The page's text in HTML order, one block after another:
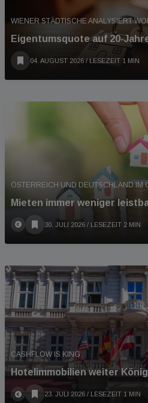
WIENER STÄDTISCHE ANALYSIERT
Eigentumsquote auf 20-
04. AUGUST 2026 / LESEZEIT 1 MIN
ÖSTERREICH UND DEUTSCHLAND IM
Mieten immer weniger
30. JULI 2026 / LESEZEIT 2 MIN
CASHFLOW IS KING
Hotelimmobilien weiter
23. JULI 2026 / LESEZEIT 1 MIN